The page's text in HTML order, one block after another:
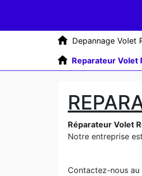
Depannage Volet
Reparateur Volet
Réparateur Volet
Notre entreprise
Contactez-nous au